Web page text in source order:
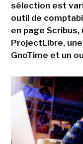
sélection est
outil de
en page
ProjectLibre,
GnoTime et un